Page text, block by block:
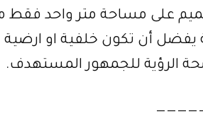
على مساحة متر واحد
يفضل أن تكون خلفية او
الرؤية للجمهور المستهدف.